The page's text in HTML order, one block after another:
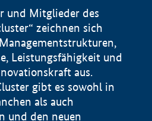
und Mitglieder des
zeichnen sich
Leistungsfähigkeit und
aus.
gibt es sowohl in
als auch
und den neuen